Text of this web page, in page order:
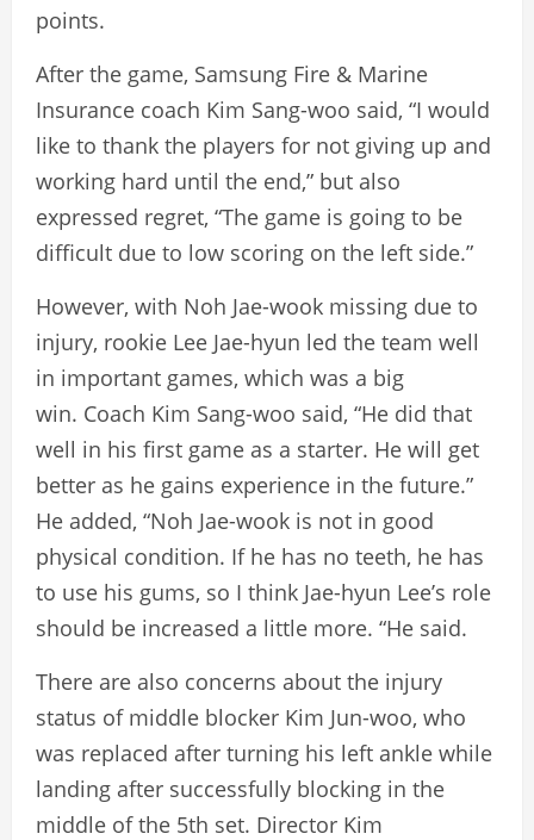
points.
After the game, Samsung Fire & Marine
Insurance coach Kim Sang-woo said, “I would
like to thank the players for not giving up and
working hard until the end,” but also
expressed regret, “The game is going to be
difficult due to low scoring on the left side.”
However, with Noh Jae-wook missing due to
injury, rookie Lee Jae-hyun led the team well
in important games, which was a big
win. Coach Kim Sang-woo said, “He did that
well in his first game as a starter. He will get
better as he gains experience in the future.”
He added, “Noh Jae-wook is not in good
physical condition. If he has no teeth, he has
to use his gums, so I think Jae-hyun Lee’s role
should be increased a little more. “He said.
There are also concerns about the injury
status of middle blocker Kim Jun-woo, who
was replaced after turning his left ankle while
landing after successfully blocking in the
middle of the 5th set. Director Kim